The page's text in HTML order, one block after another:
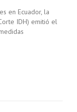
en Ecuador, la
IDH) emitió el